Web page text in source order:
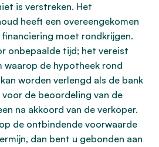
is verstreken. Het
heeft een overeengekomen
moet rondkrijgen.
onbepaalde tijd; het vereist
waarop de hypotheek rond
worden verlengd als de bank
de beoordeling van de
na akkoord van de verkoper.
de ontbindende voorwaarde
dan bent u gebonden aan